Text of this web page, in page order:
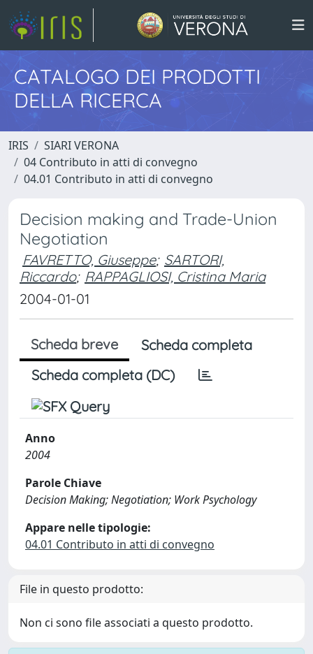
CATALOGO DEI PRODOTTI
DELLA RICERCA
IRIS
SIARI VERONA
04 Contributo in atti di convegno
04.01 Contributo in atti di convegno
Decision making and Trade-Union
Negotiation
FAVRETTO, Giuseppe; SARTORI,
Riccardo; RAPPAGLIOSI, Cristina Maria
2004-01-01
Scheda breve
Scheda completa
Scheda completa (DC)
Anno
2004
Parole Chiave
Decision Making; Negotiation; Work Psychology
Appare nelle tipologie:
04.01 Contributo in atti di convegno
File in questo prodotto:
Non ci sono file associati a questo prodotto.